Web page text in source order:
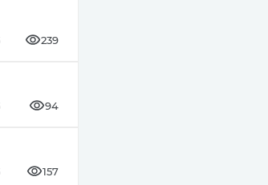
239
94
157